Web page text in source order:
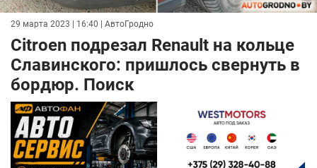
29 марта 2023 | 16:40 | АвтоГродно
Citroen подрезал Renault на кольце
Славинского: пришлось свернуть в
бордюр. Поиск